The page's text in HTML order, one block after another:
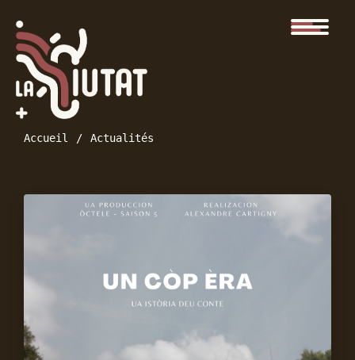
Accueil Actualités